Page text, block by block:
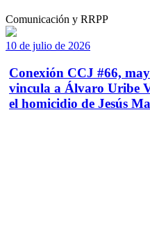
Comunicación y RRPP
10 de julio de 2026
Conexión CCJ #66,
vincula a Álvaro Uribe
el homicidio de Jesús